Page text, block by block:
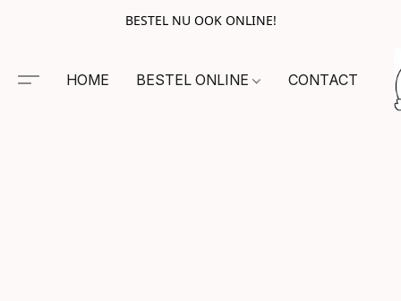
BESTEL NU OOK ONLINE!
HOME BESTEL ONLINE CONTACT